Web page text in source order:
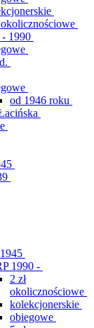
okolicznościowe
1990
od 1946 roku
1990 -
2 zł
okolicznościowe
kolekcjonerskie
obiegowe